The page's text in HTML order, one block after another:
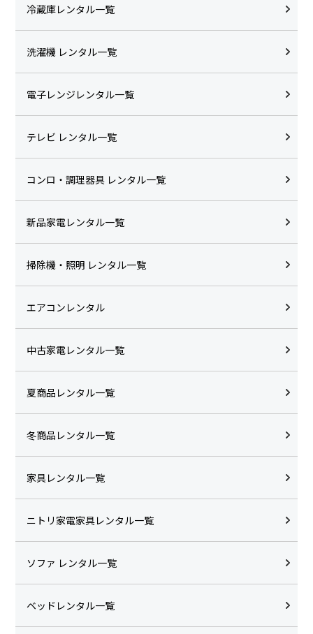
冷蔵庫レンタル一覧
洗濯機 レンタル一覧
電子レンジレンタル一覧
テレビ レンタル一覧
コンロ・調理器具 レンタル一覧
新品家電レンタル一覧
掃除機・照明 レンタル一覧
エアコンレンタル
中古家電レンタル一覧
夏商品レンタル一覧
冬商品レンタル一覧
家具レンタル一覧
ニトリ家電家具レンタル一覧
ソファ レンタル一覧
ベッドレンタル一覧